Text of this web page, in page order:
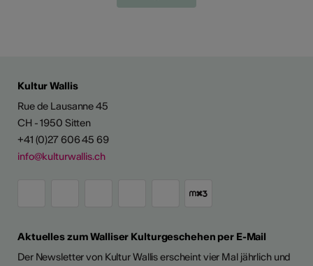
Kultur Wallis
Rue de Lausanne 45
CH - 1950 Sitten
+41 (0)27 606 45 69
info@kulturwallis.ch
Aktuelles zum Walliser Kulturgeschehen per E-Mail
Der Newsletter von Kultur Wallis erscheint vier Mal jährlich und